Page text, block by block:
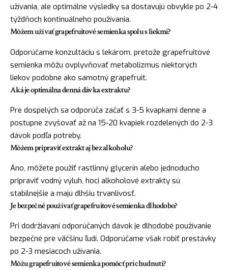
užívania, ale optimálne výsledky sa dostavujú obvykle po 2-4
týždňoch kontinuálneho používania.
Môžem užívať grapefruitové semienka spolu s liekmi?
Odporúčame konzultáciu s lekárom, pretože grapefruitové
semienka môžu ovplyvňovať metabolizmus niektorých
liekov podobne ako samotný grapefruit.
Aká je optimálna denná dávka extraktu?
Pre dospelých sa odporúča začať s 3-5 kvapkami denne a
postupne zvyšovať až na 15-20 kvapiek rozdelených do 2-3
dávok podľa potreby.
Môžem pripraviť extrakt aj bez alkoholu?
Áno, môžete použiť rastlinný glycerín alebo jednoducho
pripraviť vodný výluh, hoci alkoholové extrakty sú
stabilnejšie a majú dlhšiu trvanlivosť.
Je bezpečné používať grapefruitové semienka dlhodobo?
Pri dodržiavaní odporúčaných dávok je dlhodobé používanie
bezpečné pre väčšinu ľudí. Odporúčame však robiť prestávky
po 2-3 mesiacoch užívania.
Môžu grapefruitové semienka pomôcť pri chudnutí?